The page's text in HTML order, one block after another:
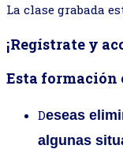
La clase grabada
¡Regístrate y
Esta formación
Deseas
algunas